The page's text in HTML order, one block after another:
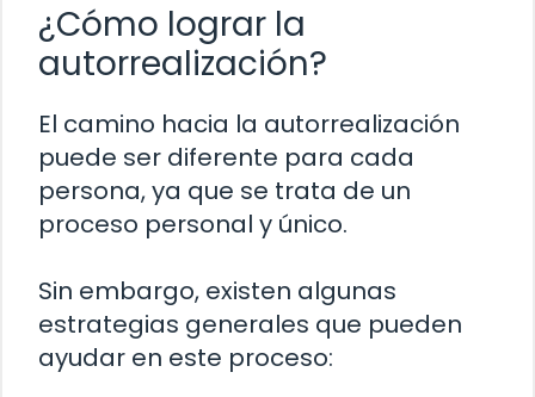
¿Cómo lograr la
autorrealización?
El camino hacia la autorrealización
puede ser diferente para cada
persona, ya que se trata de un
proceso personal y único.
Sin embargo, existen algunas
estrategias generales que pueden
ayudar en este proceso: